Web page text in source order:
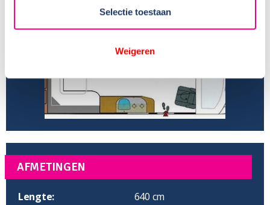
Selectie toestaan
Weigeren
Aantal slaapplaatsen:
2
AFMETINGEN
Lengte:
640 cm